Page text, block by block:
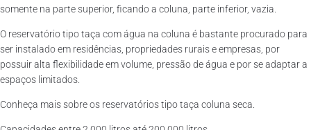
somente na parte superior, ficando a coluna, parte inferior, vazia.
O reservatório tipo taça com água na coluna é bastante procurado para
ser instalado em residências, propriedades rurais e empresas, por
possuir alta flexibilidade em volume, pressão de água e por se adaptar a
espaços limitados.
Conheça mais sobre os reservatórios tipo taça coluna seca.